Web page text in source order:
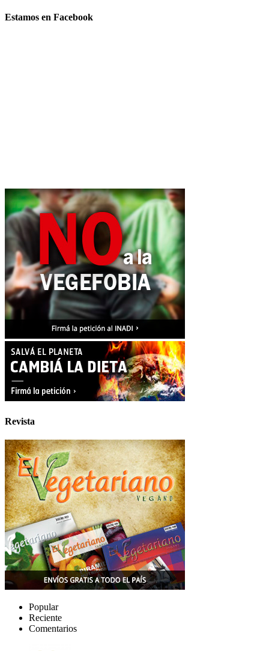
Estamos en Facebook
Revista
Popular
Reciente
Comentarios